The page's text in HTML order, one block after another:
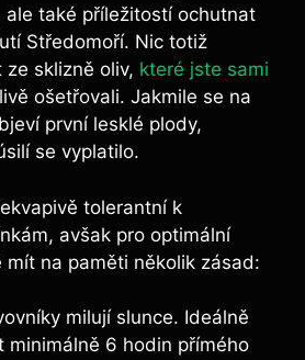
ale také příležitostí ochutnat
Středomoří. Nic totiž
sklizně oliv, které jste sami
ošetřovali. Jakmile se na
první lesklé plody,
se vyplatilo.
tolerantní k
avšak pro optimální
na paměti několik zásad:
milují slunce. Ideálně
minimálně 6 hodin přímého